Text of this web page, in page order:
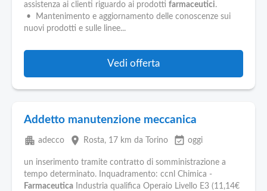
assistenza ai clienti riguardo ai prodotti farmaceutici.
• Mantenimento e aggiornamento delle conoscenze sui
nuovi prodotti e sulle linee...
Vedi offerta
Addetto manutenzione meccanica
apartment adecco place Rosta, 17 km da Torino event_available oggi
un inserimento tramite contratto di somministrazione a
tempo determinato. Inquadramento: ccnl Chimica -
Farmaceutica Industria qualifica Operaio Livello E3 (11,14€